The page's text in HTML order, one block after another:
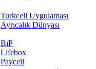
Turkcell Uygulaması
Ayrıcalık Dünyası
BiP
Lifebox
Paycell